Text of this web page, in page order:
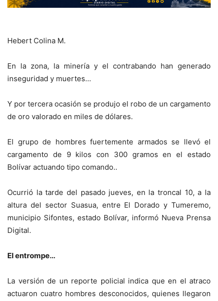
Hebert Colina M.
En la zona, la minería y el contrabando han generado
inseguridad y muertes…
Y por tercera ocasión se produjo el robo de un cargamento
de oro valorado en miles de dólares.
El grupo de hombres fuertemente armados se llevó el
cargamento de 9 kilos con 300 gramos en el estado
Bolívar actuando tipo comando..
Ocurrió la tarde del pasado jueves, en la troncal 10, a la
altura del sector Suasua, entre El Dorado y Tumeremo,
municipio Sifontes, estado Bolívar, informó Nueva Prensa
Digital.
El entrompe…
La versión de un reporte policial indica que en el atraco
actuaron cuatro hombres desconocidos, quienes llegaron